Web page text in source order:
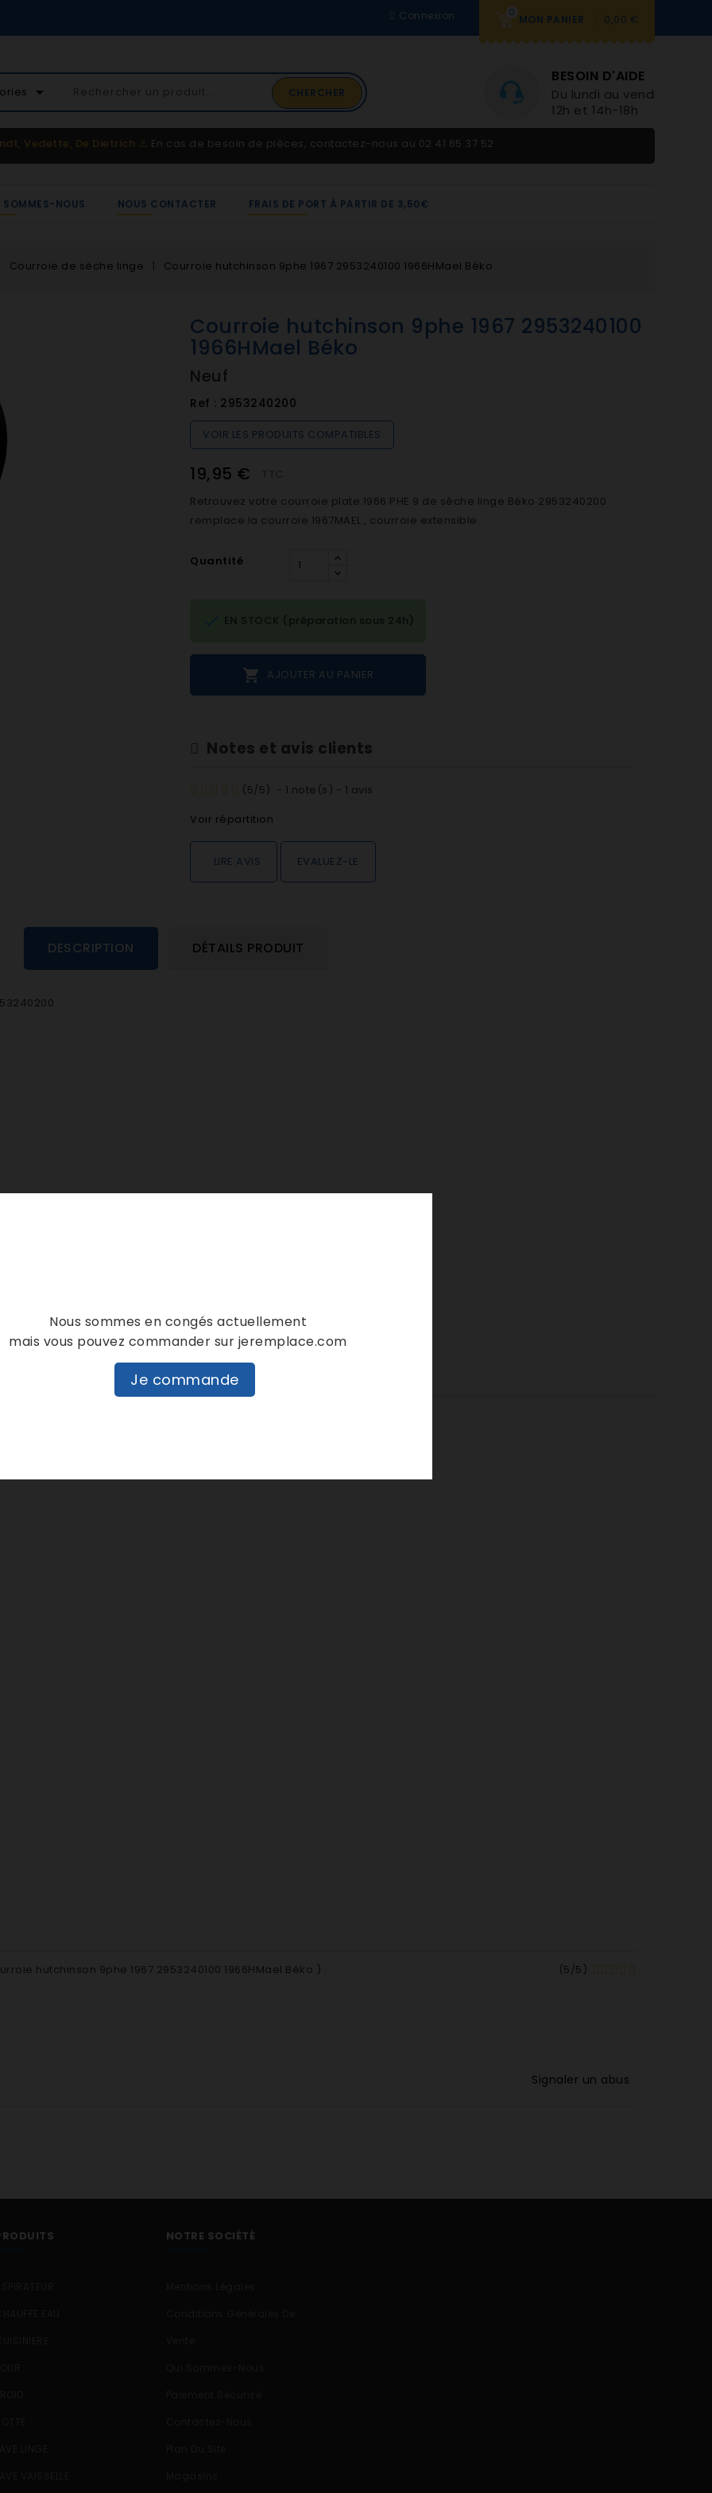
0
MON PANIER 0,00 €
Connexion
arrow_drop_down CHERCHER
02 41 65 37 52
Service client
BESOIN D'AIDE
Du lundi au vendredi 9h-
12h et 14h-18h
Vedette, De Dietrich ⚠️ En cas de besoin de pièces, contactez-nous au 02 41 65 37 52
SOMMES-NOUS NOUS CONTACTER FRAIS DE PORT À PARTIR DE 3,50€
Courroie de sèche linge Courroie hutchinson 9phe 1967 2953240100 1966HMael Béko
Courroie hutchinson 9phe 1967 2953240100
1966HMael Béko
Neuf
Ref : 2953240200
VOIR LES PRODUITS COMPATIBLES
19,95 €
Retrouvez votre courroie plate 1966 PHE 9 de sèche linge Béko 2953240200
remplace la courroie 1967MAEL , courroie extensible
Quantité
 AJOUTER AU PANIER
EN STOCK (préparation sous 24h)
Notes et avis clients
( 5/5) - 1 note(s) - 1 avis
Voir répartition
LIRE AVIS EVALUEZ-LE
DESCRIPTION DÉTAILS PRODUIT
ONT ÉGALEMENT ACHETÉ
hutchinson 9phe 1967 2953240100 1966HMael Béko ) : (5/5 )
Signaler un abus
NOTRE SOCIÉTÉ
Nous sommes en congés actuellement
mais vous pouvez commander sur jeremplace.com
Je commande